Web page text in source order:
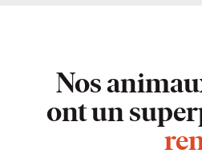
Nos
ont un